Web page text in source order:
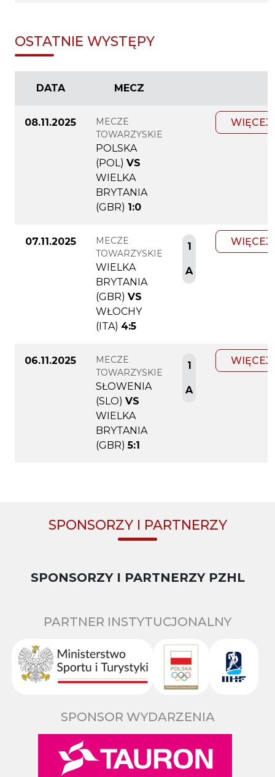
OSTATNIE WYSTĘPY
DATA MECZ
08.11.2025
MECZE
TOWARZYSKIE
POLSKA
(POL) VS
WIELKA
BRYTANIA
(GBR) 1:0
WIĘCEJ
07.11.2025
MECZE
TOWARZYSKIE
WIELKA
BRYTANIA
(GBR) VS
WŁOCHY
(ITA) 4:5
1
A
WIĘCEJ
06.11.2025
MECZE
TOWARZYSKIE
SŁOWENIA
(SLO) VS
WIELKA
BRYTANIA
(GBR) 5:1
1
A
WIĘCEJ
SPONSORZY I PARTNERZY
SPONSORZY I PARTNERZY PZHL
PARTNER INSTYTUCJONALNY
SPONSOR WYDARZENIA